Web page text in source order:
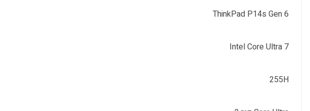
ThinkPad P14s Gen 6
Intel Core Ultra 7
255H